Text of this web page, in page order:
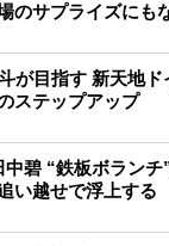
のサプライズにも
が目指す 新天地
ステップアップ
中碧 “鉄板ボラン
い越せで浮上する